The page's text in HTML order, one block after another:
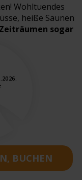
Wohltuendes
heiße Saunen
sogar
BUCHEN